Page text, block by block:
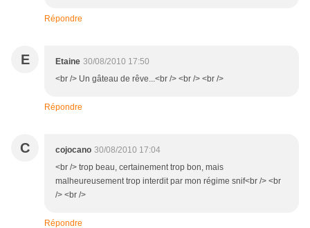
Répondre
E Etaine 30/08/2010 17:50
<br /> Un gâteau de rêve...<br /> <br /> <br />
Répondre
C cojocano 30/08/2010 17:04
<br /> trop beau, certainement trop bon, mais
malheureusement trop interdit par mon régime snif<br /> <br
/> <br />
Répondre